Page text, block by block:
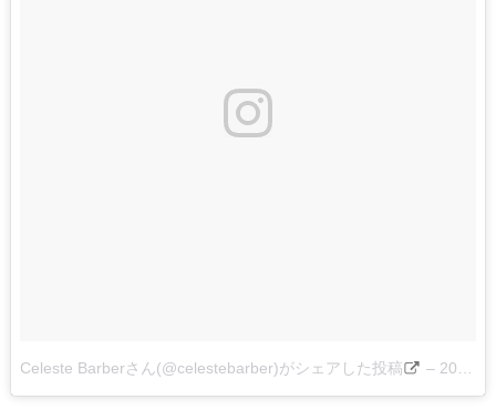
Celeste Barberさん(@celestebarber)がシェアした投稿 – 2017 7月 8 4:45午後 PDT